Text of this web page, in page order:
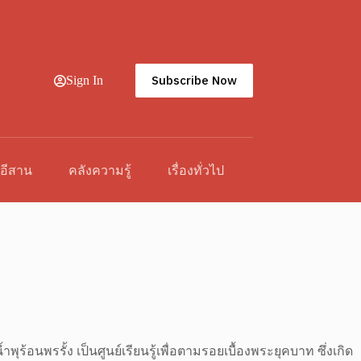
Sign In Subscribe Now
อีสาน คลังความรู้ เรื่องทั่วไป
ร้อนพรรั้ง เป็นศูนย์เรียนรู้เพื่อตามรอยเบื้องพระยุคบาท ซึ่งเกิด